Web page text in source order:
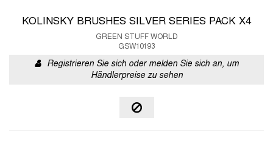
KOLINSKY BRUSHES SILVER SERIES PACK X4
GREEN STUFF WORLD
GSW10193
Registrieren Sie sich oder melden Sie sich an, um
Händlerpreise zu sehen